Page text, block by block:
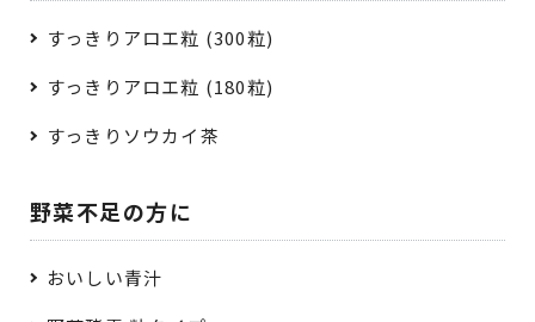
すっきりアロエ粒 (300粒)
すっきりアロエ粒 (180粒)
すっきりソウカイ茶
野菜不足の方に
おいしい青汁